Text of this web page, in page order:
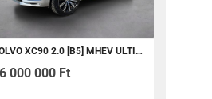
XC90 2.0 [B5] MHEV ULTIMATE DARK GEARTRONIC (7 SZEMÉLYES )
000 000 Ft